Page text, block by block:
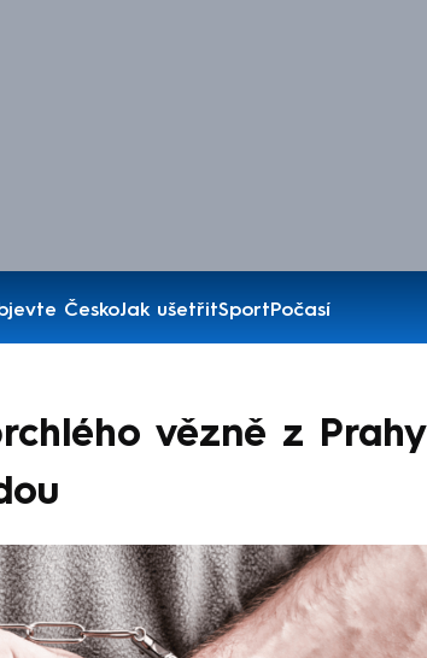
ČeskoJak ušetřitSportPočasí
vězně z Prahy